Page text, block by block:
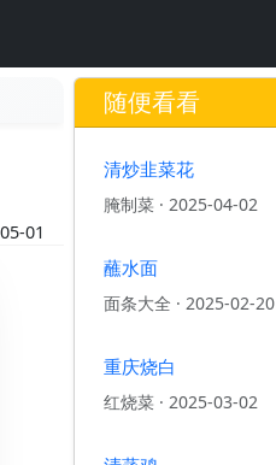
01
随便看看
清炒韭菜花
腌制菜 · 2025-04-02
蘸水面
面条大全 · 2025-02-20
重庆烧白
红烧菜 · 2025-03-02